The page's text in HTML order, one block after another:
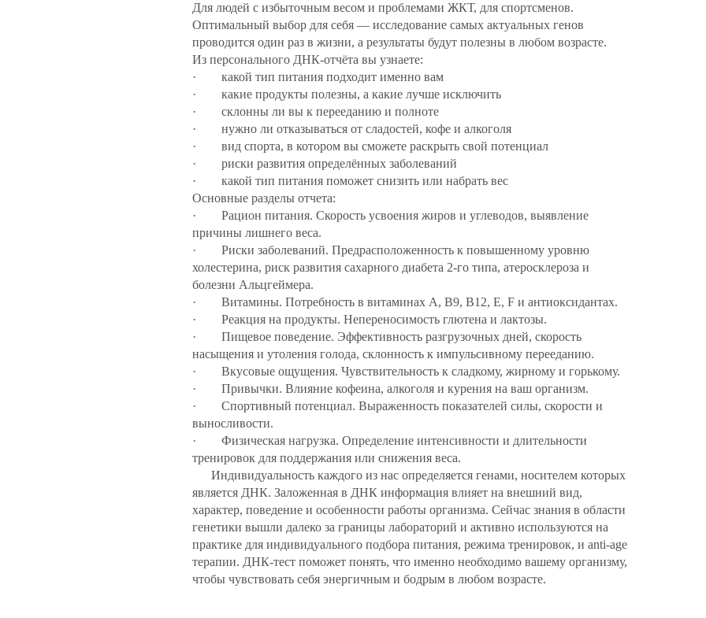
Для людей с избыточным весом и проблемами ЖКТ, для спортсменов.
Оптимальный выбор для себя — исследование самых актуальных генов
проводится один раз в жизни, а результаты будут полезны в любом возрасте.
Из персонального ДНК-отчёта вы узнаете:
· какой тип питания подходит именно вам
· какие продукты полезны, а какие лучше исключить
· склонны ли вы к перееданию и полноте
· нужно ли отказываться от сладостей, кофе и алкоголя
· вид спорта, в котором вы сможете раскрыть свой потенциал
· риски развития определённых заболеваний
· какой тип питания поможет снизить или набрать вес
Основные разделы отчета:
· Рацион питания. Скорость усвоения жиров и углеводов, выявление
причины лишнего веса.
· Риски заболеваний. Предрасположенность к повышенному уровню
холестерина, риск развития сахарного диабета 2-го типа, атеросклероза и
болезни Альцгеймера.
· Витамины. Потребность в витаминах А, В9, В12, Е, F и антиоксидантах.
· Реакция на продукты. Непереносимость глютена и лактозы.
· Пищевое поведение. Эффективность разгрузочных дней, скорость
насыщения и утоления голода, склонность к импульсивному перееданию.
· Вкусовые ощущения. Чувствительность к сладкому, жирному и горькому.
· Привычки. Влияние кофеина, алкоголя и курения на ваш организм.
· Спортивный потенциал. Выраженность показателей силы, скорости и
выносливости.
· Физическая нагрузка. Определение интенсивности и длительности
тренировок для поддержания или снижения веса.
Индивидуальность каждого из нас определяется генами, носителем которых
является ДНК. Заложенная в ДНК информация влияет на внешний вид,
характер, поведение и особенности работы организма. Сейчас знания в области
генетики вышли далеко за границы лабораторий и активно используются на
практике для индивидуального подбора питания, режима тренировок, и anti-age
терапии. ДНК-тест поможет понять, что именно необходимо вашему организму,
чтобы чувствовать себя энергичным и бодрым в любом возрасте.